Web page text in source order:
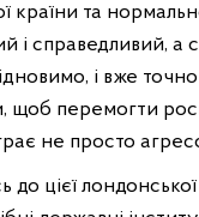
країни та
і справедливий, а
і вже
щоб перемогти
не просто
цієї лондонської